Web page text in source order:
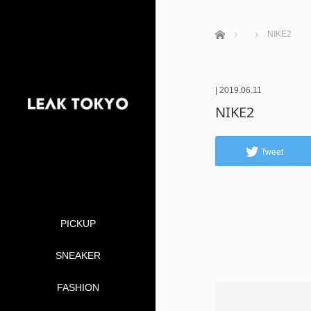
PICKUP
SNEAKER
FASHION
ホーム NIKE2
2019.06.11
NIKE2
Tweet